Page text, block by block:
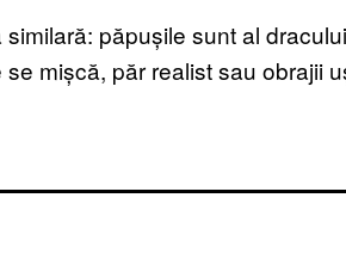
păpușile sunt al
mișcă, păr realist sau obrajii